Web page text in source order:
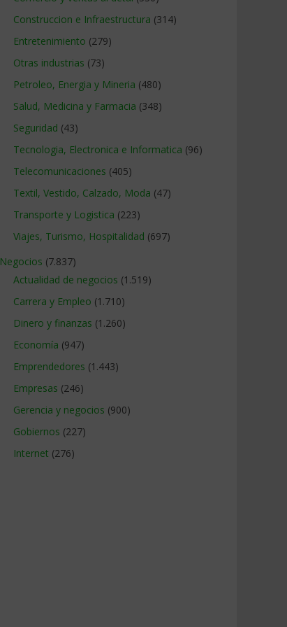
Construccion e Infraestructura (314)
Entretenimiento (279)
Otras industrias (73)
Petroleo, Energia y Mineria (480)
Salud, Medicina y Farmacia (348)
Seguridad (43)
Tecnologia, Electronica e Informatica (96)
Telecomunicaciones (405)
Textil, Vestido, Calzado, Moda (47)
Transporte y Logistica (223)
Viajes, Turismo, Hospitalidad (697)
Negocios (7.837)
Actualidad de negocios (1.519)
Carrera y Empleo (1.710)
Dinero y finanzas (1.260)
Economía (947)
Emprendedores (1.443)
Empresas (246)
Gerencia y negocios (900)
Gobiernos (227)
Internet (276)